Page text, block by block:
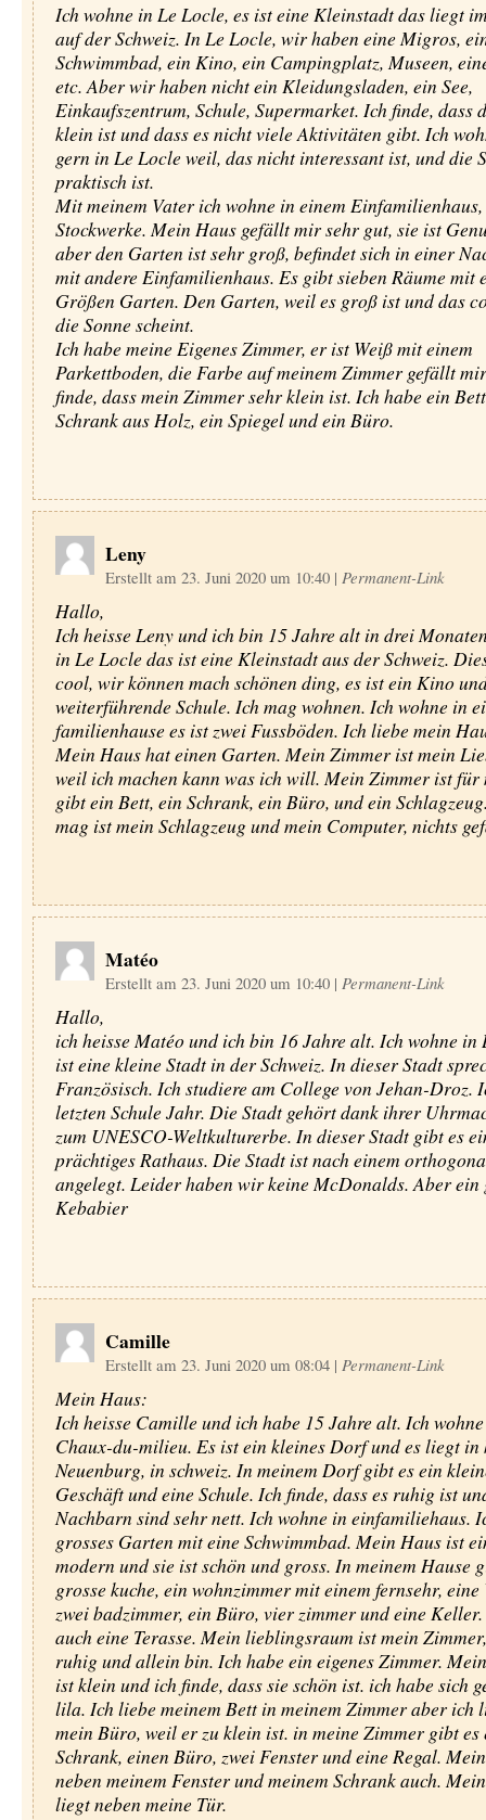
Ich wohne in Le Locle, es ist eine Kleinstadt das liegt
auf der Schweiz. In Le Locle, wir haben eine Migros,
Schwimmbad, ein Kino, ein Campingplatz, Museen,
etc. Aber wir haben nicht ein Kleidungsladen, ein See,
Einkaufszentrum, Schule, Supermarket. Ich finde, dass
klein ist und dass es nicht viele Aktivitäten gibt. Ich
gern in Le Locle weil, das nicht interessant ist, und die
praktisch ist.
Mit meinem Vater ich wohne in einem
Stockwerke. Mein Haus gefällt mir sehr gut, sie ist
aber den Garten ist sehr groß, befindet sich in einer
mit andere Einfamilienhaus. Es gibt sieben Räume mit
Größen Garten. Den Garten, weil es groß ist und das
die Sonne scheint.
Ich habe meine Eigenes Zimmer, er ist Weiß mit einem
Parkettboden, die Farbe auf meinem Zimmer gefällt
finde, dass mein Zimmer sehr klein ist. Ich habe ein
Schrank aus Holz, ein Spiegel und ein Büro.
Leny
Erstellt am 23. Juni 2020 um 10:40 | Permanent-Link
Hallo,
Ich heisse Leny und ich bin 15 Jahre alt in drei
in Le Locle das ist eine Kleinstadt aus der Schweiz.
cool, wir können mach schönen ding, es ist ein Kino
weiterführende Schule. Ich mag wohnen. Ich wohne in
familienhause es ist zwei Fussböden. Ich liebe mein
Mein Haus hat einen Garten. Mein Zimmer ist mein
weil ich machen kann was ich will. Mein Zimmer ist für
gibt ein Bett, ein Schrank, ein Büro, und ein
mag ist mein Schlagzeug und mein Computer, nichts
Matéo
Erstellt am 23. Juni 2020 um 10:40 | Permanent-Link
Hallo,
ich heisse Matéo und ich bin 16 Jahre alt. Ich wohne in
ist eine kleine Stadt in der Schweiz. In dieser Stadt
Französisch. Ich studiere am College von Jehan-Droz.
letzten Schule Jahr. Die Stadt gehört dank ihrer
zum UNESCO-Weltkulturerbe. In dieser Stadt gibt es
prächtiges Rathaus. Die Stadt ist nach einem
angelegt. Leider haben wir keine McDonalds. Aber
Kebabier
Camille
Erstellt am 23. Juni 2020 um 08:04 | Permanent-Link
Mein Haus:
Ich heisse Camille und ich habe 15 Jahre alt. Ich
Chaux-du-milieu. Es ist ein kleines Dorf und es liegt in
Neuenburg, in schweiz. In meinem Dorf gibt es ein
Geschäft und eine Schule. Ich finde, dass es ruhig ist
Nachbarn sind sehr nett. Ich wohne in einfamiliehaus.
grosses Garten mit eine Schwimmbad. Mein Haus ist
modern und sie ist schön und gross. In meinem Hause
grosse kuche, ein wohnzimmer mit einem fernsehr, eine
zwei badzimmer, ein Büro, vier zimmer und eine
auch eine Terasse. Mein lieblingsraum ist mein
ruhig und allein bin. Ich habe ein eigenes Zimmer.
ist klein und ich finde, dass sie schön ist. ich habe sich
lila. Ich liebe meinem Bett in meinem Zimmer aber ich
mein Büro, weil er zu klein ist. in meine Zimmer gibt es
Schrank, einen Büro, zwei Fenster und eine Regal.
neben meinem Fenster und meinem Schrank auch.
liegt neben meine Tür.